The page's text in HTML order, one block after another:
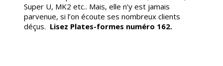
Super U, MK2 etc.. Mais, elle n’y est jamais
parvenue, si l’on écoute ses nombreux clients
déçus. Lisez Plates-formes numéro 162.